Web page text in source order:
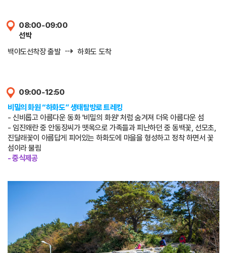
08:00-09:00
선박
백야도선착장 출발 ⇢ 하화도 도착
09:00-12:50
비밀의 화원 “하화도” 생태탐방로 트레킹
- 신비롭고 아름다운 동화 '비밀의 화원' 처럼 숨겨져 더욱 아름다운 섬
- 임진왜란 중 안동장씨가 뗏목으로 가족들과 피난하던 중 동백꽃, 선모초,
진달래꽃이 아름답게 피어있는 하화도에 마을을 형성하고 정착 하면서 꽃
섬이라 불림
- 중식제공